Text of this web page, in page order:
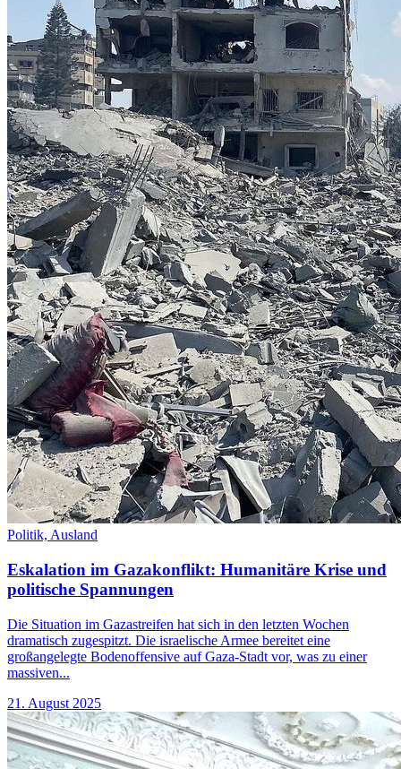
Politik, Ausland
Eskalation im Gazakonflikt: Humanitäre Krise und
politische Spannungen
Die Situation im Gazastreifen hat sich in den letzten Wochen
dramatisch zugespitzt. Die israelische Armee bereitet eine
großangelegte Bodenoffensive auf Gaza-Stadt vor, was zu einer
massiven...
21. August 2025